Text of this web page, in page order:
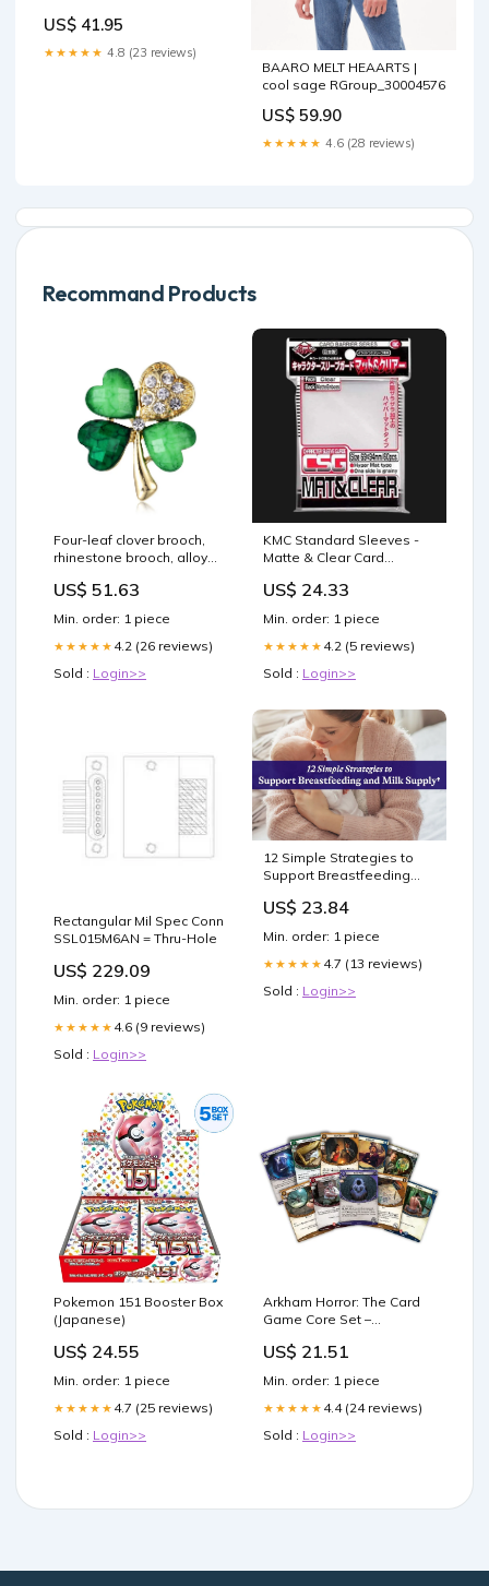
US$ 41.95
★★★★★ 4.8 (23 reviews)
BAARO MELT HEAARTS |
cool sage RGroup_30004576
US$ 59.90
★★★★★ 4.6 (28 reviews)
Recommand Products
Four-leaf clover brooch,
rhinestone brooch, alloy
US$ 51.63
Min. order: 1 piece
★★★★★ 4.2 (26 reviews)
Sold : Login>>
KMC Standard Sleeves -
Matte & Clear Card
US$ 24.33
Min. order: 1 piece
★★★★★ 4.2 (5 reviews)
Sold : Login>>
Rectangular Mil Spec Conn
SSL015M6AN = Thru-Hole
US$ 229.09
Min. order: 1 piece
★★★★★ 4.6 (9 reviews)
Sold : Login>>
12 Simple Strategies to
Support Breastfeeding
Health
US$ 23.84
Min. order: 1 piece
★★★★★ 4.7 (13 reviews)
Sold : Login>>
Pokemon 151 Booster Box
(Japanese)
US$ 24.55
Min. order: 1 piece
★★★★★ 4.7 (25 reviews)
Sold : Login>>
Arkham Horror: The Card
Game Core Set –
US$ 21.51
Min. order: 1 piece
★★★★★ 4.4 (24 reviews)
Sold : Login>>